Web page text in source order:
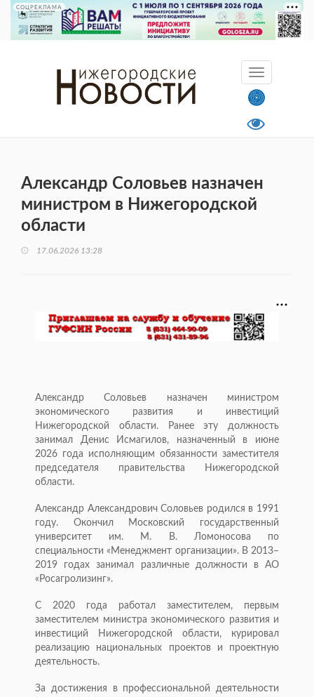
СОЦРЕКЛАМА
Александр Соловьев назначен
министром в Нижегородской
области
17.06.2026 13:28
Александр Соловьев назначен министром
экономического развития и инвестиций
Нижегородской области. Ранее эту должность
занимал Денис Исмагилов, назначенный в июне
2026 года исполняющим обязанности заместителя
председателя правительства Нижегородской
области.
Александр Александрович Соловьев родился в 1991
году. Окончил Московский государственный
университет им. М. В. Ломоносова по
специальности «Менеджмент организации». В 2013–
2019 годах занимал различные должности в АО
«Росагролизинг».
С 2020 года работал заместителем, первым
заместителем министра экономического развития и
инвестиций Нижегородской области, курировал
реализацию национальных проектов и проектную
деятельность.
За достижения в профессиональной деятельности